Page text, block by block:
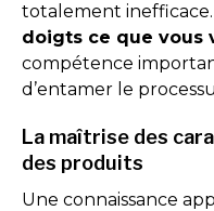
totalement inefficace.
doigts ce que vous
compétence
d’entamer le
La maîtrise des
des produits
Une connaissance